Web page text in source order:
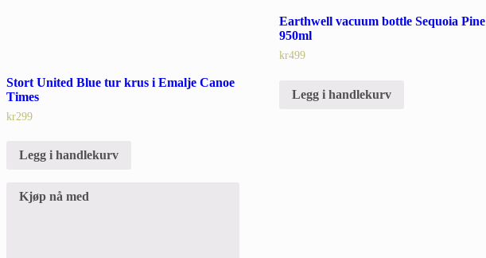
Stort United Blue tur krus i Emalje Canoe
Times
kr299
Legg i handlekurv
Kjøp nå med
Earthwell vacuum bottle Sequoia Pine
950ml
kr499
Legg i handlekurv